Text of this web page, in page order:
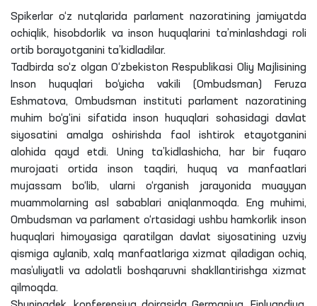
Spikerlar o‘z nutqlarida parlament nazoratining jamiyatda
ochiqlik, hisobdorlik va inson huquqlarini ta’minlashdagi roli
ortib borayotganini ta’kidladilar.
Tadbirda so‘z olgan O‘zbekiston Respublikasi Oliy Majlisining
Inson huquqlari bo‘yicha vakili (Ombudsman) Feruza
Eshmatova, Ombudsman instituti parlament nazoratining
muhim bo‘g‘ini sifatida inson huquqlari sohasidagi davlat
siyosatini amalga oshirishda faol ishtirok etayotganini
alohida qayd etdi. Uning ta’kidlashicha, har bir fuqaro
murojaati ortida inson taqdiri, huquq va manfaatlari
mujassam bo‘lib, ularni o‘rganish jarayonida muayyan
muammolarning asl sabablari aniqlanmoqda. Eng muhimi,
Ombudsman va parlament o‘rtasidagi ushbu hamkorlik inson
huquqlari himoyasiga qaratilgan davlat siyosatining uzviy
qismiga aylanib, xalq manfaatlariga xizmat qiladigan ochiq,
mas’uliyatli va adolatli boshqaruvni shakllantirishga xizmat
qilmoqda.